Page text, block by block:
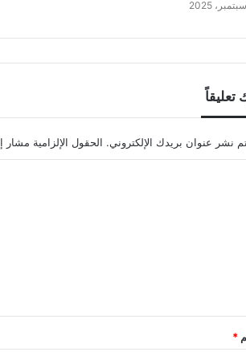
تعليقاً
نشر عنوان بريدك الإلكتروني. الحقول الإلزامية مشار
*